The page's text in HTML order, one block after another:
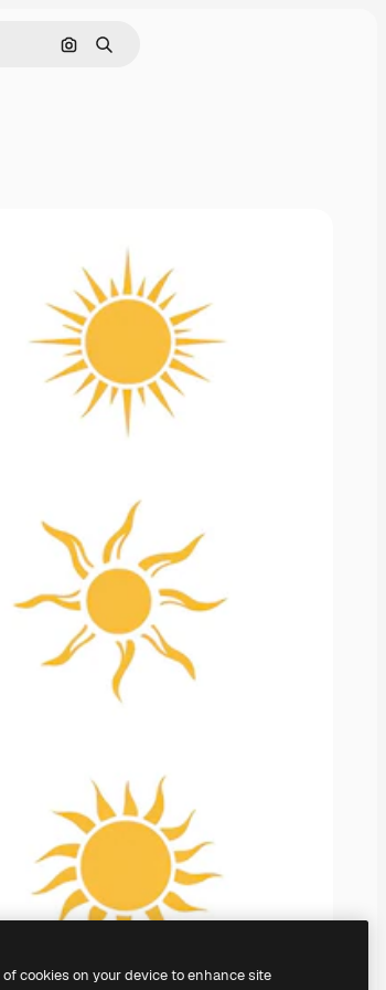
Cerca per immagine
Ricerca
cookies on your device to enhance site